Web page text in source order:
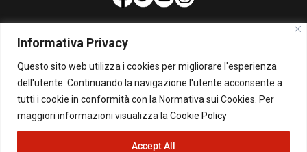
Informativa Privacy
Questo sito web utilizza i cookies per migliorare l'esperienza
dell'utente. Continuando la navigazione l'utente acconsente a
tutti i cookie in conformità con la Normativa sui Cookies. Per
maggiori informazioni visualizza la Cookie Policy
Accept All
PUBBLICITA'
Per la tua pubblicità su questo Blog:
pubblicita@beppegrillo.it
© Copyright 2026 - Il Blog di Beppe Grillo. All Rights Reserved - Powered by